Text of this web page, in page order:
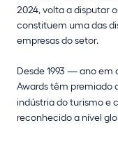
2024, volta a disputar
constituem uma das
empresas do setor.
Desde 1993 — ano em
Awards têm premiado
indústria do turismo e
reconhecido a nível